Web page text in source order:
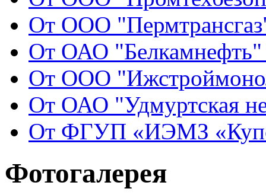
От ООО
От ОАО "Белкамнефть"
От ООО
От ОАО "Удмуртская
От ФГУП «ИЭМЗ
Фотогалерея